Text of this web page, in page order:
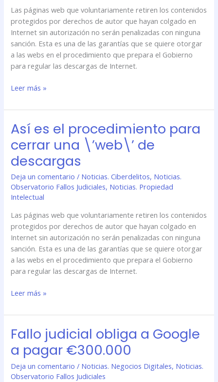
Las páginas web que voluntariamente retiren los contenidos
protegidos por derechos de autor que hayan colgado en
Internet sin autorización no serán penalizadas con ninguna
sanción. Esta es una de las garantías que se quiere otorgar
a las webs en el procedimiento que prepara el Gobierno
para regular las descargas de Internet.
de
descargas
Leer más »
Así es el procedimiento para
cerrar una \’web\’ de
descargas
Deja un comentario / Noticias. Ciberdelitos, Noticias.
Observatorio Fallos Judiciales, Noticias. Propiedad
Intelectual
Las páginas web que voluntariamente retiren los contenidos
protegidos por derechos de autor que hayan colgado en
Internet sin autorización no serán penalizadas con ninguna
sanción. Esta es una de las garantías que se quiere otorgar
a las webs en el procedimiento que prepara el Gobierno
para regular las descargas de Internet.
Así
el
procedimiento
cerrar
una
de
descargas
Leer más »
Fallo judicial obliga a Google
a pagar €300.000
Deja un comentario / Noticias. Negocios Digitales, Noticias.
Observatorio Fallos Judiciales
Fallo
obliga
a
Google